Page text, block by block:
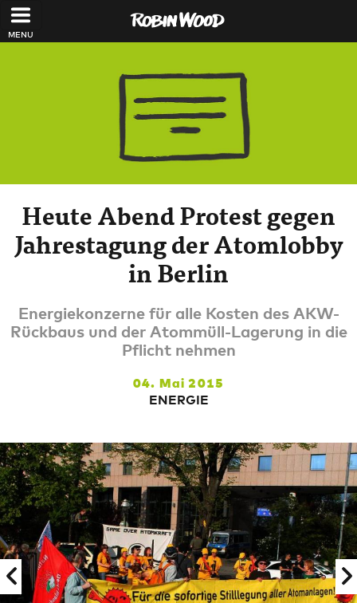
Direkt zum Inhalt
Heute Abend Protest gegen
Jahrestagung der Atomlobby
in Berlin
Energiekonzerne für alle Kosten des AKW-
Rückbaus und der Atommüll-Lagerung in die
Pflicht nehmen
04. Mai 2015
ENERGIE